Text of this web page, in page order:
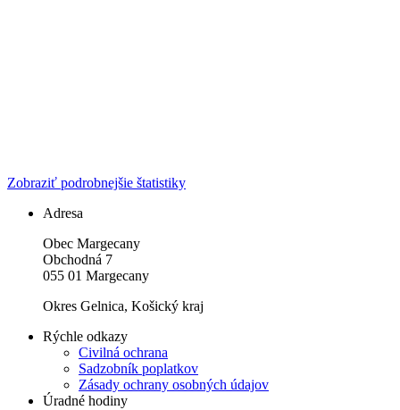
Zobraziť podrobnejšie štatistiky
Adresa
Obec Margecany
Obchodná 7
055 01 Margecany
Okres Gelnica, Košický kraj
Rýchle odkazy
Civilná ochrana
Sadzobník poplatkov
Zásady ochrany osobných údajov
Úradné hodiny